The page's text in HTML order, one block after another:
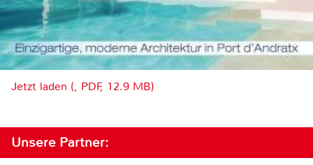
Jetzt laden (, PDF, 12.9 MB)
Unsere Partner: